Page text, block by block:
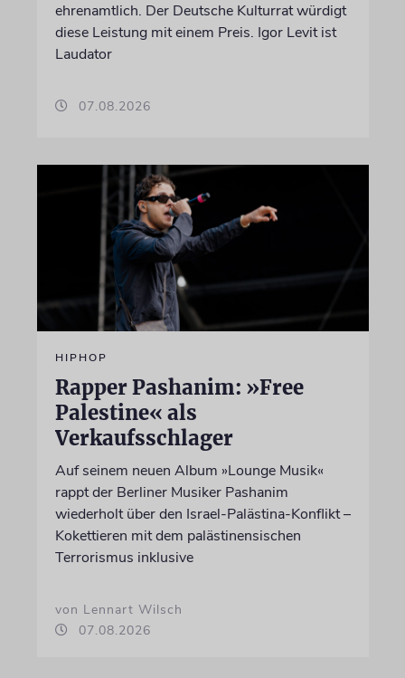
ehrenamtlich. Der Deutsche Kulturrat würdigt
diese Leistung mit einem Preis. Igor Levit ist
Laudator
07.08.2026
HIPHOP
Rapper Pashanim: »Free
Palestine« als
Verkaufsschlager
Auf seinem neuen Album »Lounge Musik«
rappt der Berliner Musiker Pashanim
wiederholt über den Israel-Palästina-Konflikt –
Kokettieren mit dem palästinensischen
Terrorismus inklusive
von Lennart Wilsch
07.08.2026